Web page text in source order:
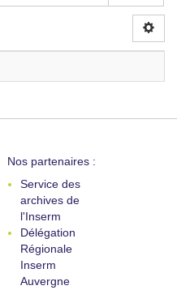
Nos partenaires :
Service des
archives de
l'Inserm
Délégation
Régionale
Inserm
Auvergne